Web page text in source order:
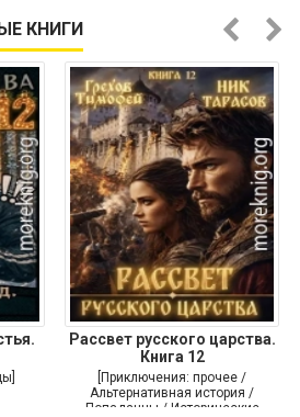
КНИГИ
Рассвет русского царства.
Книга 12
[Приключения: прочее /
Альтернативная история /
Попаданцы / Исторические